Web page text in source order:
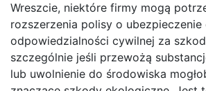
Wreszcie, niektóre firmy mogą
rozszerzenia polisy o ubezpieczenie
odpowiedzialności cywilnej za
szczególnie jeśli przewożą
lub uwolnienie do środowiska